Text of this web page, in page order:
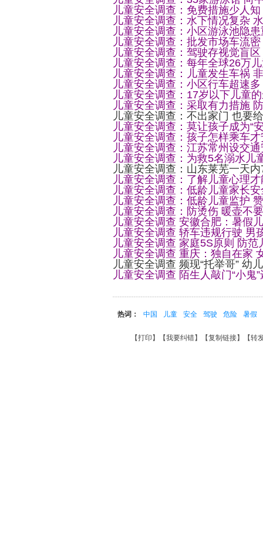
儿童安全调查：免费措施少人
儿童安全调查：水下情况复杂
儿童安全调查：小区游泳池隐患
儿童安全调查：批发市场车流
儿童安全调查：驾驶存视觉盲
儿童安全调查：每年全球26万
儿童安全调查：儿童发生车祸
儿童安全调查：小区行车超速
儿童安全调查：17岁以下儿童的
儿童安全调查：采取有力措施
儿童安全调查：不出家门 也要
儿童安全调查：莫让孩子成为“
儿童安全调查：孩子怎样乘车才
儿童安全调查：江苏常州设交
儿童安全调查：为救5名溺水儿
儿童安全调查：山东莱芜一天
儿童安全调查：了解儿童心理
儿童安全调查：低龄儿童家长
儿童安全调查：低龄儿童监护
儿童安全调查：防烫伤 暖壶不
儿童安全调查 安徽合肥：暑假
儿童安全调查 轿车违规行驶 男
儿童安全调查 家庭5S原则 防范
儿童安全调查 重庆：独自在家
儿童安全调查 频现“托举哥” 幼
儿童安全调查 陌生人敲门“小鬼
热词： 中国 儿童 安全 驾驶 危险 暑假
【打印 】【我要纠错】【复制链接】【转